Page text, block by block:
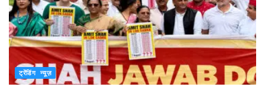
ट्रेंडिंग न्यूज़